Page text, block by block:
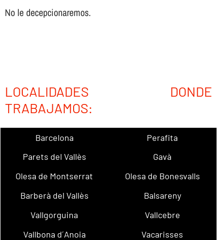
No le decepcionaremos.
LOCALIDADES DONDE
TRABAJAMOS:
Barcelona
Perafita
Parets del Vallès
Gavà
Olesa de Montserrat
Olesa de Bonesvalls
Barberà del Vallès
Balsareny
Vallgorguina
Vallcebre
Vallbona d´Anoia
Vacarisses